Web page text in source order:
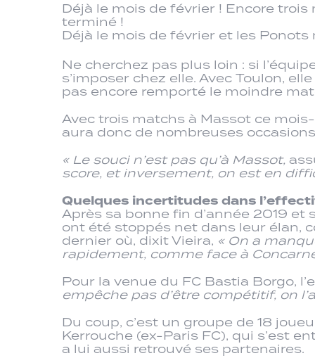
Déjà le mois de février ! Encore
terminé !
Déjà le mois de février et les
Ne cherchez pas plus loin : si
s’imposer chez elle. Avec Toulon,
pas encore remporté le moindre
Avec trois matchs à Massot ce
aura donc de nombreuses
« Le souci n’est pas qu’à Massot,
score, et inversement, on est en
Quelques incertitudes dans
Après sa bonne fin d’année 2019
ont été stoppés net dans leur élan,
dernier où, dixit Vieira, « On a
rapidement, comme face à
Pour la venue du FC Bastia Borgo,
empêche pas d’être compétitif, on
Du coup, c’est un groupe de 18
Kerrouche (ex-Paris FC), qui s’est
a lui aussi retrouvé ses partenaires.